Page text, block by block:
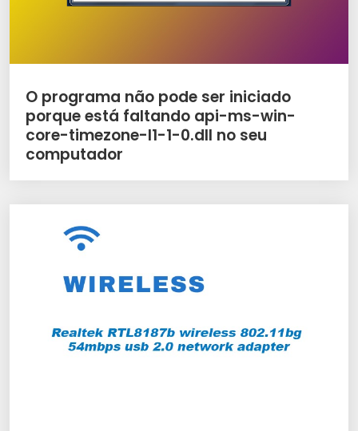
O programa não pode ser iniciado
porque está faltando api-ms-win-
core-timezone-l1-1-0.dll no seu
computador